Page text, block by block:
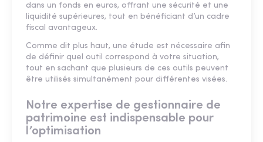
dans un fonds en euros, offrant une sécurité et une
liquidité supérieures, tout en bénéficiant d’un cadre
fiscal avantageux.
Comme dit plus haut, une étude est nécessaire afin
de définir quel outil correspond à votre situation,
tout en sachant que plusieurs de ces outils peuvent
être utilisés simultanément pour différentes visées.
Notre expertise de gestionnaire de
patrimoine est indispensable pour
l’optimisation